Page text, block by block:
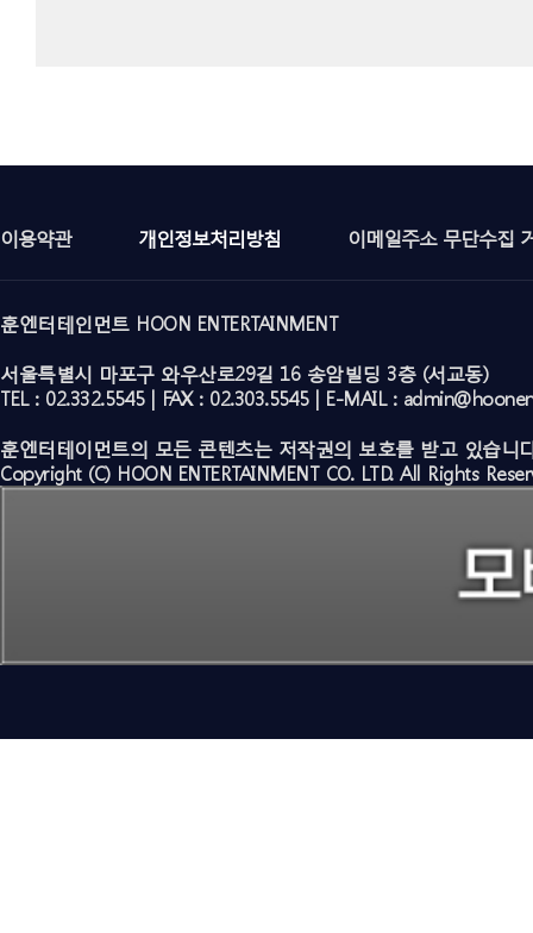
이용약관 개인정보처리방침 이메일주소 무단수집
훈엔터테인먼트 HOON ENTERTAINMENT
서울특별시 마포구 와우산로29길 16 송암빌딩 3층 (서교동)
TEL : 02.332.5545 | FAX : 02.303.5545 | E-MAIL :
훈엔터테이먼트의 모든 콘텐츠는 저작권의 보호를 받고 있습니
Copyright (C) HOON ENTERTAINMENT CO. LTD. All Rights